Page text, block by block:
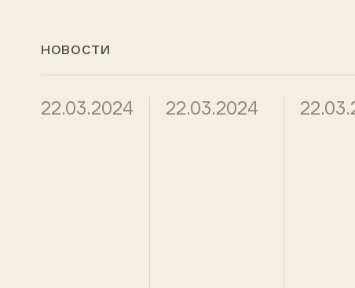
НОВОСТИ
22.03.2024 22.03.2024